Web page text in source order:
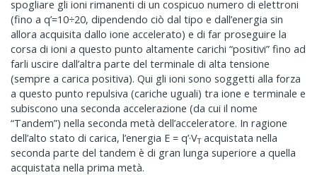
spogliare gli ioni rimanenti di un cospicuo numero di elettroni
(fino a q’=10÷20, dipendendo ciò dal tipo e dall’energia sin
allora acquisita dallo ione accelerato) e di far proseguire la
corsa di ioni a questo punto altamente carichi “positivi” fino ad
farli uscire dall’altra parte del terminale di alta tensione
(sempre a carica positiva). Qui gli ioni sono soggetti alla forza
a questo punto repulsiva (cariche uguali) tra ione e terminale e
subiscono una seconda accelerazione (da cui il nome
“Tandem”) nella seconda metà dell’acceleratore. In ragione
dell’alto stato di carica, l’energia E = q’·VTacquistata nella
seconda parte del tandem è di gran lunga superiore a quella
acquistata nella prima metà.